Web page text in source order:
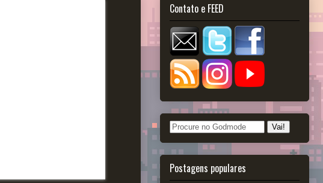
Contato e FEED
Postagens populares